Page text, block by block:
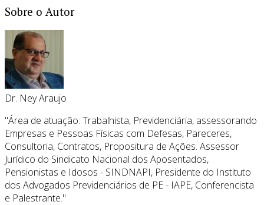
Sobre o Autor
Dr. Ney Araujo
"Área de atuação: Trabalhista, Previdenciária, assessorando
Empresas e Pessoas Físicas com Defesas, Pareceres,
Consultoria, Contratos, Propositura de Ações. Assessor
Jurídico do Sindicato Nacional dos Aposentados,
Pensionistas e Idosos - SINDNAPI, Presidente do Instituto
dos Advogados Previdenciários de PE - IAPE, Conferencista
e Palestrante."